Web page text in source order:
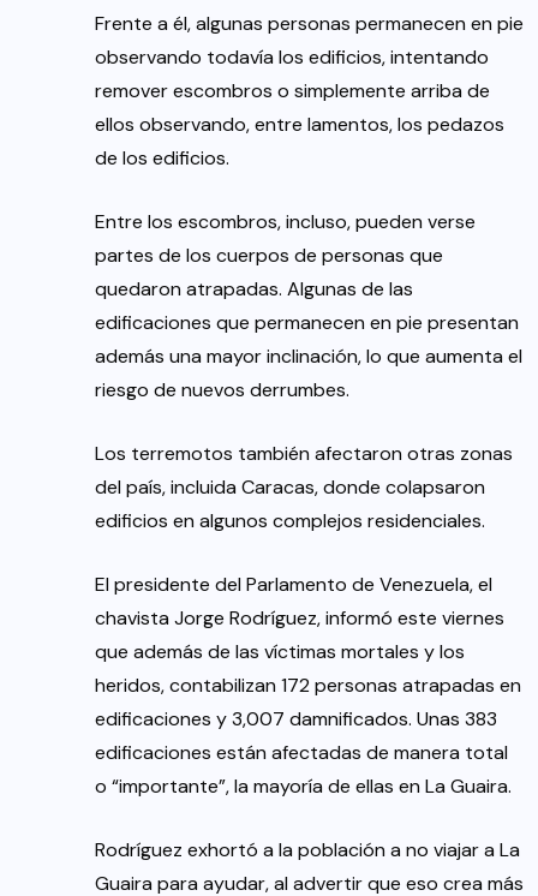
Frente a él, algunas personas permanecen en pie
observando todavía los edificios, intentando
remover escombros o simplemente arriba de
ellos observando, entre lamentos, los pedazos
de los edificios.
Entre los escombros, incluso, pueden verse
partes de los cuerpos de personas que
quedaron atrapadas. Algunas de las
edificaciones que permanecen en pie presentan
además una mayor inclinación, lo que aumenta el
riesgo de nuevos derrumbes.
Los terremotos también afectaron otras zonas
del país, incluida Caracas, donde colapsaron
edificios en algunos complejos residenciales.
El presidente del Parlamento de Venezuela, el
chavista Jorge Rodríguez, informó este viernes
que además de las víctimas mortales y los
heridos, contabilizan 172 personas atrapadas en
edificaciones y 3,007 damnificados. Unas 383
edificaciones están afectadas de manera total
o “importante”, la mayoría de ellas en La Guaira.
Rodríguez exhortó a la población a no viajar a La
Guaira para ayudar, al advertir que eso crea más